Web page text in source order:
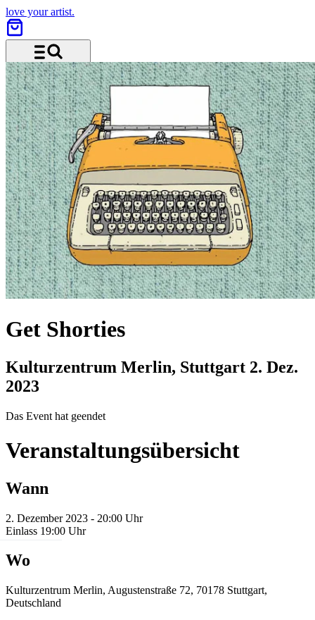
love your artist.
Menü und Suche
Get Shorties
Kulturzentrum Merlin, Stuttgart 2. Dez.
2023
Das Event hat geendet
Veranstaltungsübersicht
Wann
2. Dezember 2023 - 20:00 Uhr
Einlass 19:00 Uhr
Wo
Kulturzentrum Merlin, Augustenstraße 72, 70178 Stuttgart,
Deutschland